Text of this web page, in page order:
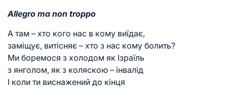
Allegro ma non troppo
А там – хто кого нас в кому виїдає,
заміщує, витісняє – хто з нас кому болить?
Ми боремося з холодом як Ізраїль
з янголом, як з коляскою – інвалід
І коли ти виснажений до кінця